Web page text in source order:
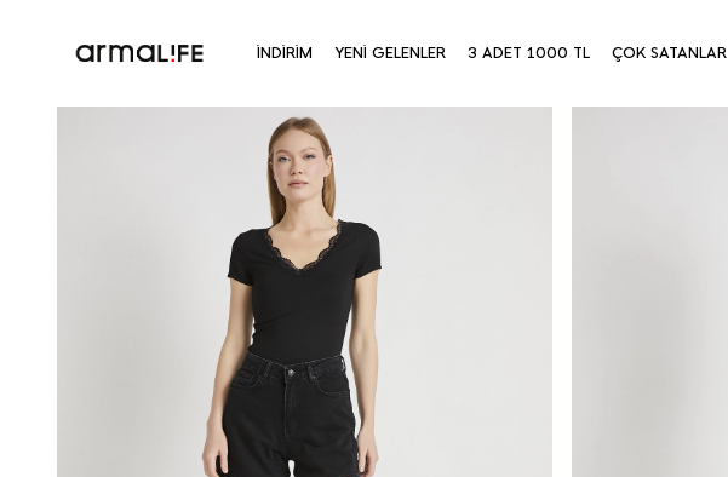
İNDİRİM YENİ GELENLER 3 ADET 1000 TL ÇOK SATANLAR